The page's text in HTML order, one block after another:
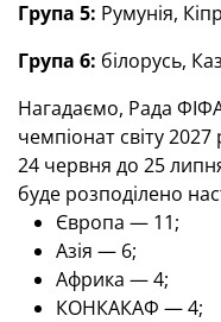
Група 5: Румунія,
Група 6: білорусь,
Нагадаємо, Рада
чемпіонат світу
24 червня до 25
буде розподілено
Європа — 11;
Азія — 6;
Африка — 4;
КОНКАКАФ — 4;